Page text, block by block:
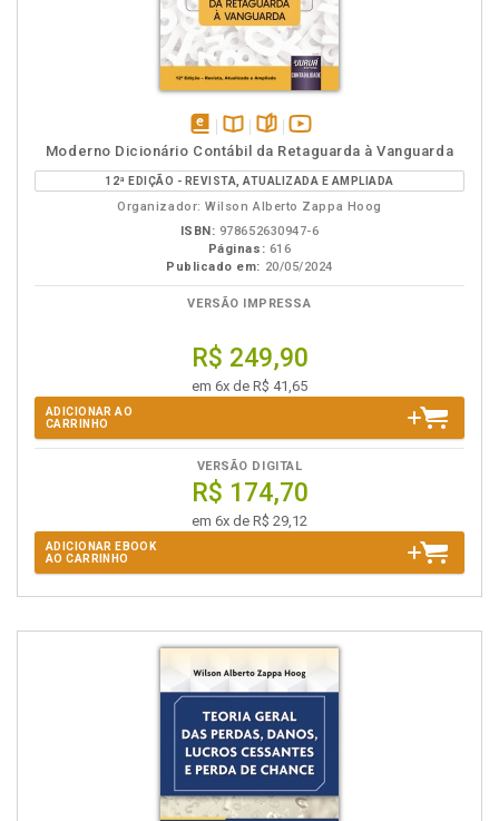
disponível
em
eBook
Disponível
na
B.V.
páginas
vídeo
da
obra
Moderno Dicionário Contábil da Retaguarda à Vanguarda
12ª EDIÇÃO - REVISTA, ATUALIZADA E AMPLIADA
Organizador: Wilson Alberto Zappa Hoog
ISBN: 978652630947-6
Páginas: 616
Publicado em: 20/05/2024
VERSÃO IMPRESSA
R$ 249,90
em 6x de R$ 41,65
ADICIONAR AO
CARRINHO
VERSÃO DIGITAL
R$ 174,70
em 6x de R$ 29,12
ADICIONAR EBOOK
AO CARRINHO